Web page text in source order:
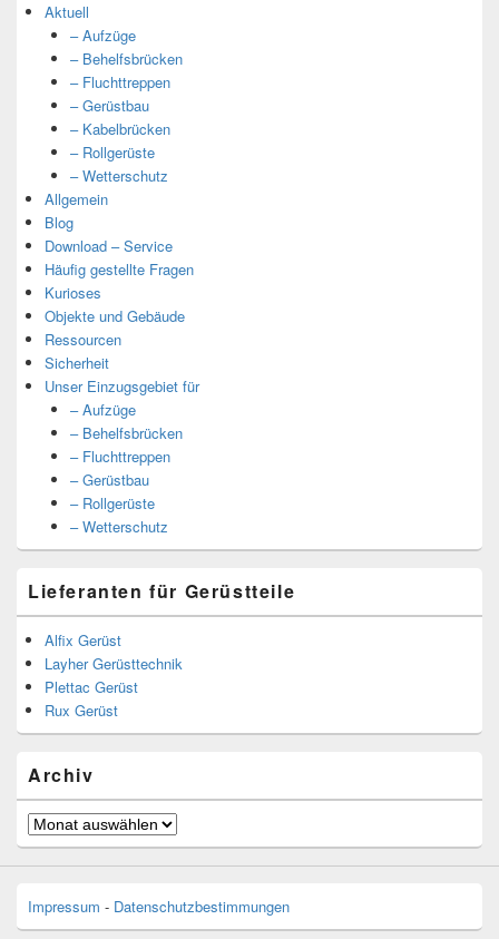
Aktuell
– Aufzüge
– Behelfsbrücken
– Fluchttreppen
– Gerüstbau
– Kabelbrücken
– Rollgerüste
– Wetterschutz
Allgemein
Blog
Download – Service
Häufig gestellte Fragen
Kurioses
Objekte und Gebäude
Ressourcen
Sicherheit
Unser Einzugsgebiet für
– Aufzüge
– Behelfsbrücken
– Fluchttreppen
– Gerüstbau
– Rollgerüste
– Wetterschutz
Lieferanten für Gerüstteile
Alfix Gerüst
Layher Gerüsttechnik
Plettac Gerüst
Rux Gerüst
Archiv
Archiv
Impressum - Datenschutzbestimmungen